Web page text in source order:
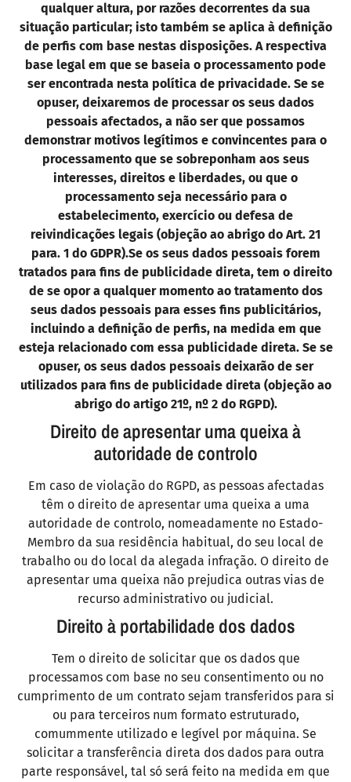
qualquer altura, por razões decorrentes da sua
situação particular; isto também se aplica à definição
de perfis com base nestas disposições. A respectiva
base legal em que se baseia o processamento pode
ser encontrada nesta política de privacidade. Se se
opuser, deixaremos de processar os seus dados
pessoais afectados, a não ser que possamos
demonstrar motivos legítimos e convincentes para o
processamento que se sobreponham aos seus
interesses, direitos e liberdades, ou que o
processamento seja necessário para o
estabelecimento, exercício ou defesa de
reivindicações legais (objeção ao abrigo do Art. 21
para. 1 do GDPR).Se os seus dados pessoais forem
tratados para fins de publicidade direta, tem o direito
de se opor a qualquer momento ao tratamento dos
seus dados pessoais para esses fins publicitários,
incluindo a definição de perfis, na medida em que
esteja relacionado com essa publicidade direta. Se se
opuser, os seus dados pessoais deixarão de ser
utilizados para fins de publicidade direta (objeção ao
abrigo do artigo 21º, nº 2 do RGPD).
Direito de apresentar uma queixa à
autoridade de controlo
Em caso de violação do RGPD, as pessoas afectadas
têm o direito de apresentar uma queixa a uma
autoridade de controlo, nomeadamente no Estado-
Membro da sua residência habitual, do seu local de
trabalho ou do local da alegada infração. O direito de
apresentar uma queixa não prejudica outras vias de
recurso administrativo ou judicial.
Direito à portabilidade dos dados
Tem o direito de solicitar que os dados que
processamos com base no seu consentimento ou no
cumprimento de um contrato sejam transferidos para si
ou para terceiros num formato estruturado,
comummente utilizado e legível por máquina. Se
solicitar a transferência direta dos dados para outra
parte responsável, tal só será feito na medida em que